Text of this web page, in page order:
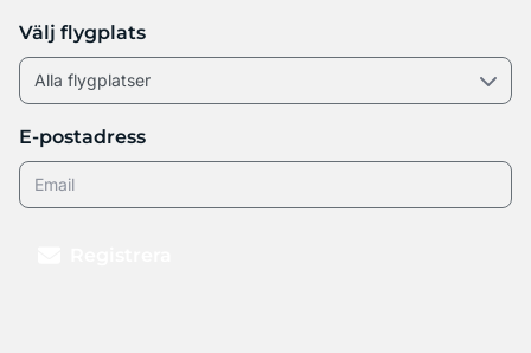
Välj flygplats
E-postadress